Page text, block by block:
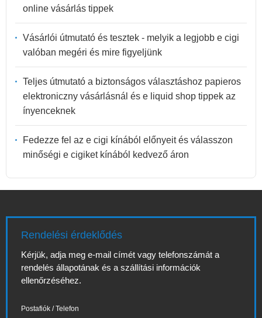
online vásárlás tippek
Vásárlói útmutató és tesztek - melyik a legjobb e cigi
valóban megéri és mire figyeljünk
Teljes útmutató a biztonságos választáshoz papieros
elektroniczny vásárlásnál és e liquid shop tippek az
ínyenceknek
Fedezze fel az e cigi kínából előnyeit és válasszon
minőségi e cigiket kínából kedvező áron
Rendelési érdeklődés
Kérjük, adja meg e-mail címét vagy telefonszámát a
rendelés állapotának és a szállítási információk
ellenőrzéséhez.
Postafiók / Telefon